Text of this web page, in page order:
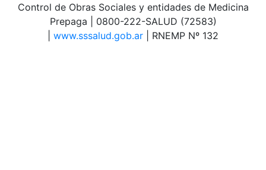
Control de Obras Sociales y entidades de Medicina
Prepaga | 0800-222-SALUD (72583)
www.sssalud.gob.ar | RNEMP Nº 132